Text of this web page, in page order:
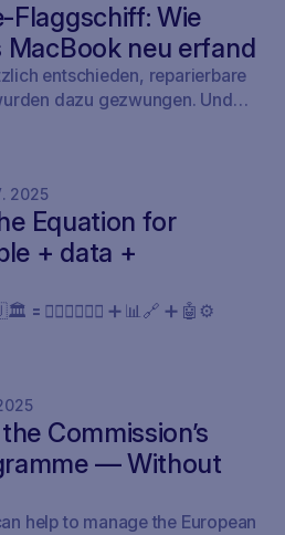
Flaggschiff: Wie
MacBook neu erfand
entschieden, reparierbare
dazu gezwungen. Und
. 2025
Equation for
+ data +
🧍🏼‍♀️🧍🏽‍♂️ ➕ 📊🔗 ➕ 🤖⚙️
Commission’s
— Without
help to manage the European